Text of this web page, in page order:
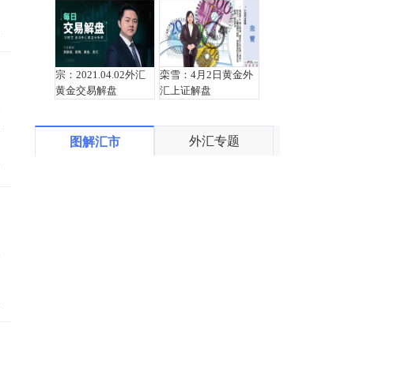
宗：2021.04.02外汇
黄金交易解盘
栾雪：4月2日黄金外
汇上证解盘
图解汇市 外汇专题